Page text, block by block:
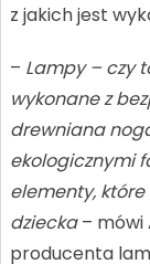
z jakich jest
– Lampy – czy
wykonane z
drewniana
ekologicznymi
elementy,
dziecka– mówi
producenta